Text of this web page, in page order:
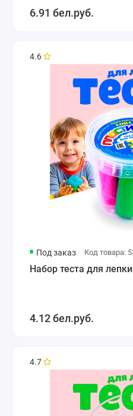
6.91 бел.руб.
4.6
Под заказ Код товара:
Набор теста для
4.12 бел.руб.
4.7